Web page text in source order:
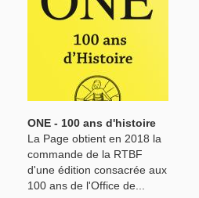
ONE - 100 ans d'histoire
La Page obtient en 2018 la
commande de la RTBF
d'une édition consacrée aux
100 ans de l'Office de...